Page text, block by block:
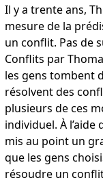
Il y a trente ans,
mesure de la
un conflit. Pas de
Conflits par
les gens tombent
résolvent des
plusieurs de ces
individuel. À
mis au point un
que les gens
résoudre un